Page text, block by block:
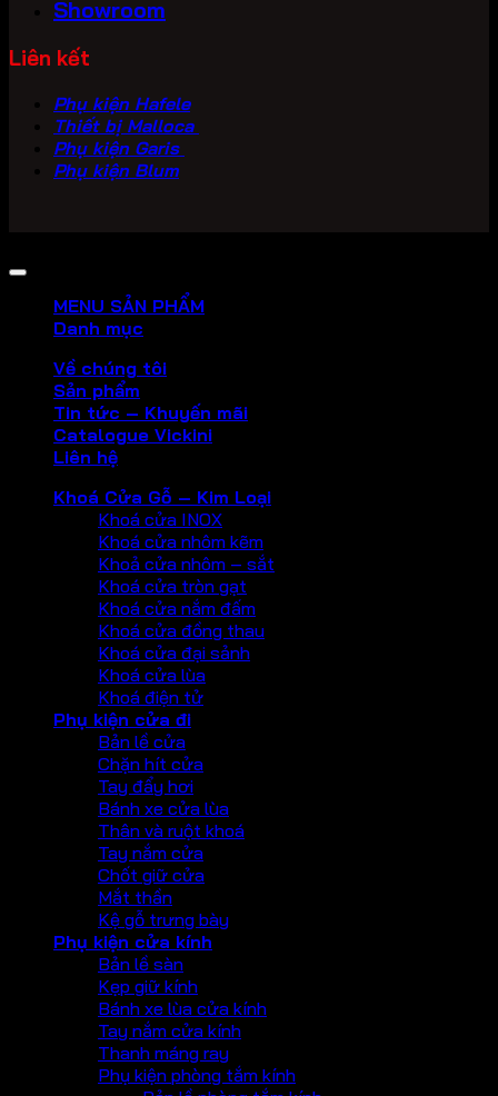
Showroom
Liên kết
Phụ kiện Hafele
Thiết bị Malloca
Phụ kiện Garis
Phụ kiện Blum
MENU SẢN PHẨM
Danh mục
Về chúng tôi
Sản phẩm
Tin tức – Khuyến mãi
Catalogue Vickini
Liên hệ
Khoá Cửa Gỗ – Kim Loại
Khoá cửa INOX
Khoá cửa nhôm kẽm
Khoả cửa nhôm – sắt
Khoá cửa tròn gạt
Khoá cửa nắm đấm
Khoá cửa đồng thau
Khoá cửa đại sảnh
Khoá cửa lùa
Khoá điện tử
Phụ kiện cửa đi
Bản lề cửa
Chặn hít cửa
Tay đẩy hơi
Bánh xe cửa lùa
Thân và ruột khoá
Tay nắm cửa
Chốt giữ cửa
Mắt thần
Kệ gỗ trưng bày
Phụ kiện cửa kính
Bản lề sàn
Kẹp giữ kính
Bánh xe lùa cửa kính
Tay nắm cửa kính
Thanh máng ray
Phụ kiện phòng tắm kính